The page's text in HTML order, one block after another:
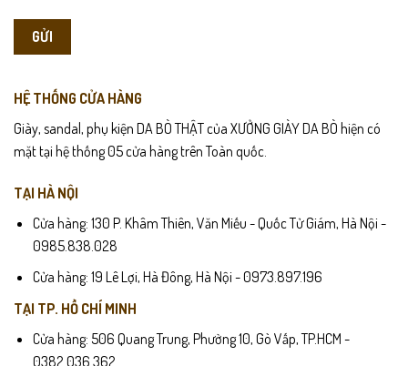
HỆ THỐNG CỬA HÀNG
Giày, sandal, phụ kiện DA BÒ THẬT của XƯỞNG GIÀY DA BÒ hiện có
mặt tại hệ thống 05 cửa hàng trên Toàn quốc.
TẠI HÀ NỘI
Cửa hàng: 130 P. Khâm Thiên, Văn Miếu - Quốc Tử Giám, Hà Nội -
0985.838.028
Cửa hàng: 19 Lê Lợi, Hà Đông, Hà Nội - 0973.897.196
TẠI TP. HỒ CHÍ MINH
Cửa hàng: 506 Quang Trung, Phường 10, Gò Vấp, TP.HCM -
0382.036.362